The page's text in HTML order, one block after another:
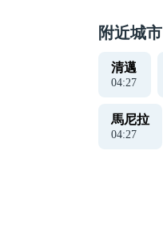
附近城市
清邁
04:27
馬尼拉
04:27